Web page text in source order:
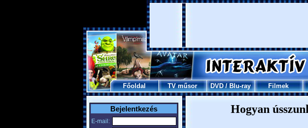
Főoldal TV műsor DVD/Blu-ray Filmek
Bejelentkezés
E-mail:
Hogyan